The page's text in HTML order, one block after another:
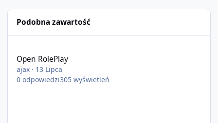
Podobna zawartość
Open RolePlay
ajax · 13 Lipca
0 odpowiedzi305 wyświetleń